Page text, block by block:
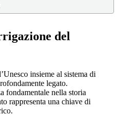
del
insieme al sistema di
legato.
fondamentale nella storia
rappresenta una chiave di